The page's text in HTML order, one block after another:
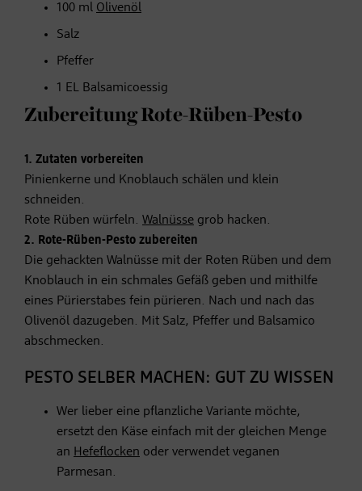
100 ml Olivenöl
Salz
Pfeffer
1 EL Balsamicoessig
Zubereitung Rote-Rüben-Pesto
1. Zutaten vorbereiten
Pinienkerne und Knoblauch schälen und klein
schneiden.
Rote Rüben würfeln. Walnüsse grob hacken.
2. Rote-Rüben-Pesto zubereiten
Die gehackten Walnüsse mit der Roten Rüben und dem
Knoblauch in ein schmales Gefäß geben und mithilfe
eines Pürierstabes fein pürieren. Nach und nach das
Olivenöl dazugeben. Mit Salz, Pfeffer und Balsamico
abschmecken.
PESTO SELBER MACHEN: GUT ZU WISSEN
Wer lieber eine pflanzliche Variante möchte,
ersetzt den Käse einfach mit der gleichen Menge
an Hefeflocken oder verwendet veganen
Parmesan.